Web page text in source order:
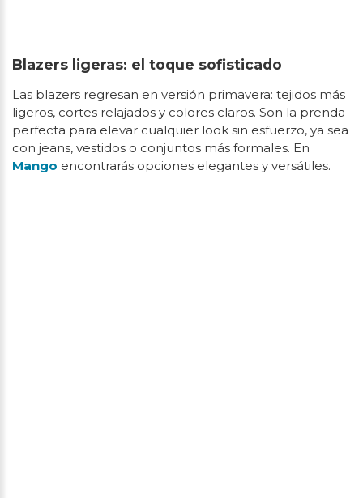
Blazers ligeras: el toque sofisticado
Las blazers regresan en versión primavera: tejidos más
ligeros, cortes relajados y colores claros. Son la prenda
perfecta para elevar cualquier look sin esfuerzo, ya sea
con jeans, vestidos o conjuntos más formales. En
Mango encontrarás opciones elegantes y versátiles.